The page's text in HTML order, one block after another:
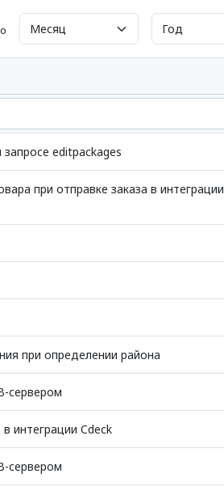
editpackages
при отправке заказа в интеграции
при определении района
сервером
интеграции Cdeck
сервером